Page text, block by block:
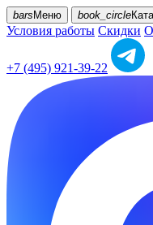
bars Меню book_circle
Условия работы Скидки
+7 (495) 921-39-22